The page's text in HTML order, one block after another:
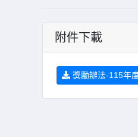
附件下載
獎勵辦法-115年